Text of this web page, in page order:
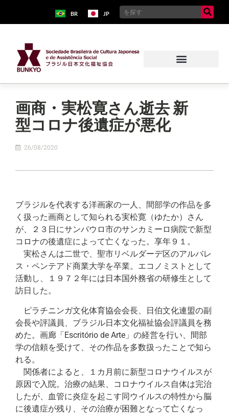
BR JP
画商・実松寛さん逝去 新
型コロナ後遺症が悪化
26/08/2020
ブラジルを代表する洋画家の一人、間部学の作品を多
く扱った画商として知られる実松寛（ゆたか）さん
が、２３日にサンパウロ市のサンカミーロ病院で新型
コロナの後遺症によって亡くなった。享年９１。
実松さんは二世で、聖市リベルダーデ区のアルバレ
ス・ペンテアド商業大学を卒業。エコノミストとして
活動し、１９７２年には日本国外務省の研修生として
訪日した。
ピラチニンガ文化体育協会会長、日伯文化連盟の副
会長や評議員、ブラジル日本文化福祉協会評議員を務
めた。画廊「Escritório de Arte」の経営を行い、間部
学の信頼を受けて、その作品を多数扱ったことで知ら
れる。
関係者によると、１カ月前に新型コロナウイルスが
原因で入院。治療の結果、コロナウイルス自体は完治
したが、血管に炎症を起こす同ウイルスの特性から脳
に後遺症が残り、その治療が困難となって亡くなっ